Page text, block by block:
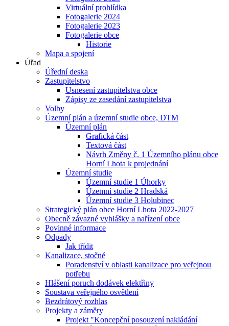
Virtuální prohlídka
Fotogalerie 2024
Fotogalerie 2023
Fotogalerie obce
Historie
Mapa a spojení
Úřad
Úřední deska
Zastupitelstvo
Usnesení zastupitelstva obce
Zápisy ze zasedání zastupitelstva
Volby
Územní plán a územní studie obce, DTM
Územní plán
Grafická část
Textová část
Návrh Změny č. 1 Územního plánu obce
Horní Lhota k projednání
Územní studie
Územní studie 1 Úhorky
Územní studie 2 Hradská
Územní studie 3 Holubinec
Strategický plán obce Horní Lhota 2022-2027
Obecně závazné vyhlášky a nařízení obce
Povinné informace
Odpady
Jak třídit
Kanalizace, stočné
Poradenství v oblasti kanalizace pro veřejnou
potřebu
Hlášení poruch dodávek elektřiny
Soustava veřejného osvětlení
Bezdrátový rozhlas
Projekty a záměry
Projekt "Koncepční posouzení nakládání